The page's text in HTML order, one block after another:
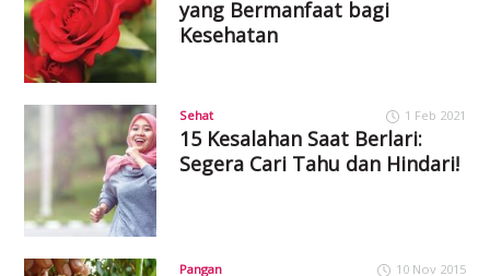
yang Bermanfaat bagi
Kesehatan
Sehat 1 Feb 2021
15 Kesalahan Saat Berlari:
Segera Cari Tahu dan Hindari!
Pangan 10 Nov 2015